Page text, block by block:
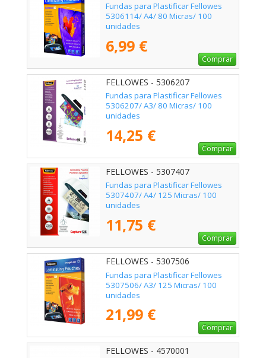
Fundas para Plastificar Fellowes
5306114/ A4/ 80 Micras/ 100
unidades
6,99 €
Comprar
FELLOWES - 5306207
Fundas para Plastificar Fellowes
5306207/ A3/ 80 Micras/ 100
unidades
14,25 €
Comprar
FELLOWES - 5307407
Fundas para Plastificar Fellowes
5307407/ A4/ 125 Micras/ 100
unidades
11,75 €
Comprar
FELLOWES - 5307506
Fundas para Plastificar Fellowes
5307506/ A3/ 125 Micras/ 100
unidades
21,99 €
Comprar
FELLOWES - 4570001